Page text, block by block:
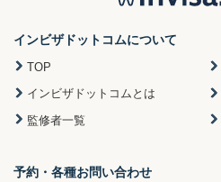
インビザドットコムについて
TOP
インビザドットコムとは
監修者一覧
予約・各種お問い合わせ